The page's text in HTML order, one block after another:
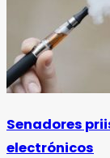
Senadores
electrónicos